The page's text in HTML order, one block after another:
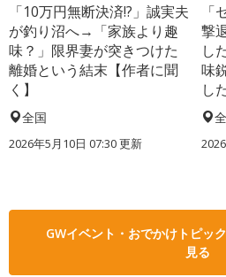
「10万円無断決済!?」誠実夫
が釣り沼へ→「家族より趣
味？」限界妻が突きつけた
離婚という結末【作者に聞
く】
全国
2026年5月10日 07:30 更新
撃
し
味
し
GWイベント・おでかけトピッ
見る